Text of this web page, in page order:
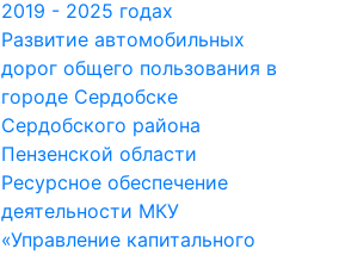
2019 - 2025 годах
Развитие автомобильных
дорог общего пользования в
городе Сердобске
Сердобского района
Пензенской области
Ресурсное обеспечение
деятельности МКУ
«Управление капитального